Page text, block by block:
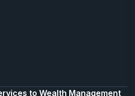
to Wealth Management